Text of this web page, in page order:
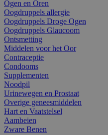
Ogen en Oren
Oogdruppels allergie
Oogdruppels Droge Ogen
Oogdruppels Glaucoom
Ontsmetting
Middelen voor het Oor
Contraceptie
Condooms
Supplementen
Noodpil
Urinewegen en Prostaat
Overige geneesmiddelen
Hart en Vaatstelsel
Aambeien
Zware Benen